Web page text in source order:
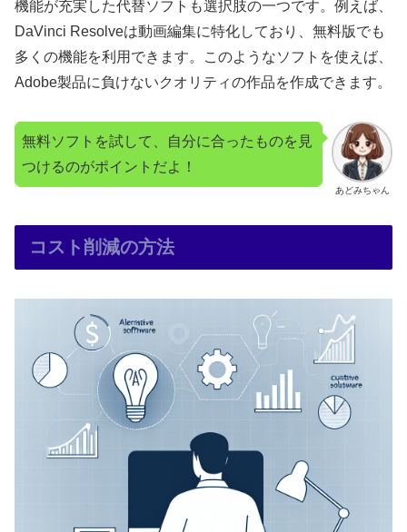
機能が充実した代替ソフトも選択肢の一つです。例えば、
DaVinci Resolveは動画編集に特化しており、無料版でも
多くの機能を利用できます。このようなソフトを使えば、
Adobe製品に負けないクオリティの作品を作成できます。
あどみちゃん
無料ソフトを試して、自分に合ったものを見
つけるのがポイントだよ！
コスト削減の方法